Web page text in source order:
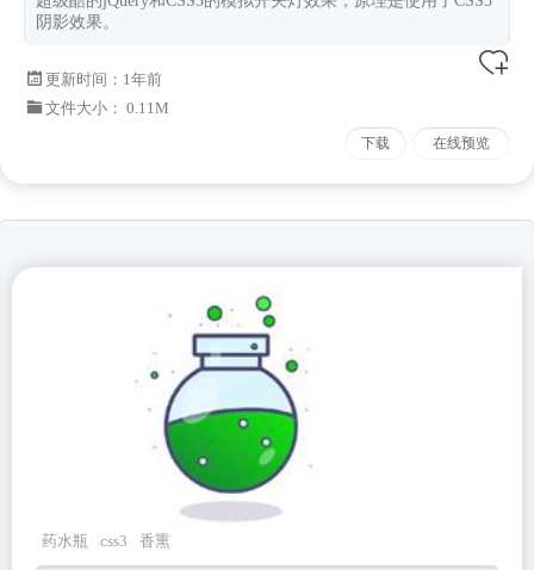
阴影效果。
更新时间： 1年前
文件大小： 0.11M
下载 在线预览
药水瓶 css3 香熏